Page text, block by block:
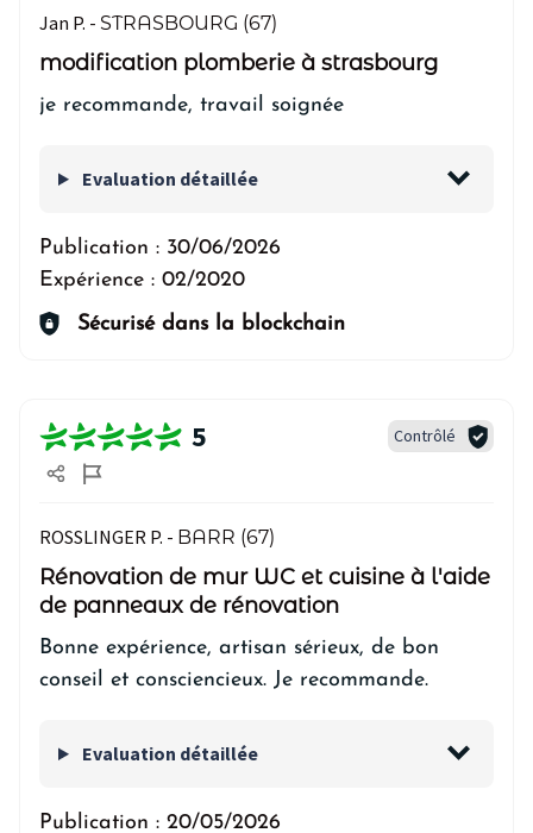
Jan P. - STRASBOURG (67)
modification plomberie à strasbourg
je recommande, travail soignée
Evaluation détaillée
Publication : 30/06/2026
Expérience : 02/2020
Sécurisé dans la blockchain
5 Contrôlé
ROSSLINGER P. - BARR (67)
Rénovation de mur WC et cuisine à l'aide
de panneaux de rénovation
Bonne expérience, artisan sérieux, de bon
conseil et consciencieux. Je recommande.
Evaluation détaillée
Publication : 20/05/2026